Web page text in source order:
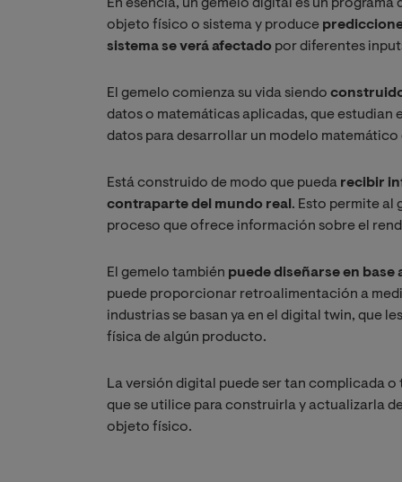
En esencia, un gemelo digital es un programa
objeto físico o sistema y produce
sistema se verá afectado por diferentes
El gemelo comienza su vida siendo
datos o matemáticas aplicadas, que
datos para desarrollar un modelo
Está construido de modo que pueda recibir
contraparte del mundo real . Esto permite al
proceso que ofrece información sobre el
El gemelo también puede diseñarse en
puede proporcionar retroalimentación a
industrias se basan ya en el digital twin, que
física de algún producto.
La versión digital puede ser tan complicada
que se utilice para construirla y actualizarla
objeto físico.